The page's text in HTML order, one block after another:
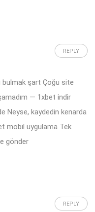
REPLY
bulmak şart Çoğu site
— 1xbet indir
Neyse, kaydedin kenarda
mobil uygulama Tek
gönder
REPLY